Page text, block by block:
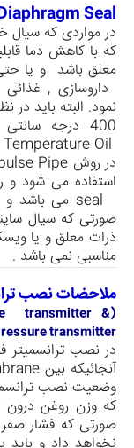
Seal
در مواردی که سیال
که با کاهش دما
معلق باشد و یا
داروسازی ,
نمود. البته باید
400 درجه سانتی گراد ان هم با در نظر گرفتن
Temperature Oil
در روش Pipe
استفاده می شود و
seal می باشد و
صورتی که سیال
ذرات معلق و یا
مناسبی نمی باشد .
ملاحضات نصب
transmitter &
transmitter)
در نصب ترانسمیتر
آنجائیکه بین
وضعیت نصب
که وزن روغن درون
صورتی که فشار صفر